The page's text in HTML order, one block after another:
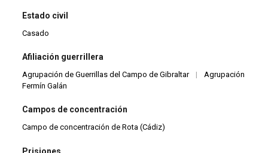
Estado civil
Casado
Afiliación guerrillera
Agrupación de Guerrillas del Campo de Gibraltar |
Agrupación
Fermín Galán
Campos de concentración
Campo de concentración de Rota (Cádiz)